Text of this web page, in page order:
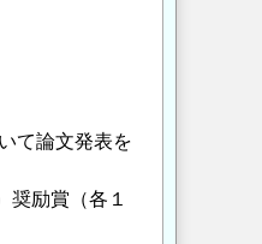
論文発表を
励賞（各１